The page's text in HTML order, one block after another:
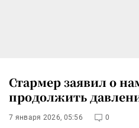
Стармер заявил о
продолжить
7 января 2026, 05:56 0